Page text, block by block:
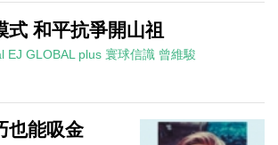
式 和平抗爭開山祖
EJ GLOBAL plus 寰球信識 曾維駿
也能吸金